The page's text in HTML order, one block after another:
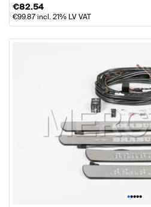
€82.54
€99.87incl. 21% LV VAT
•••••